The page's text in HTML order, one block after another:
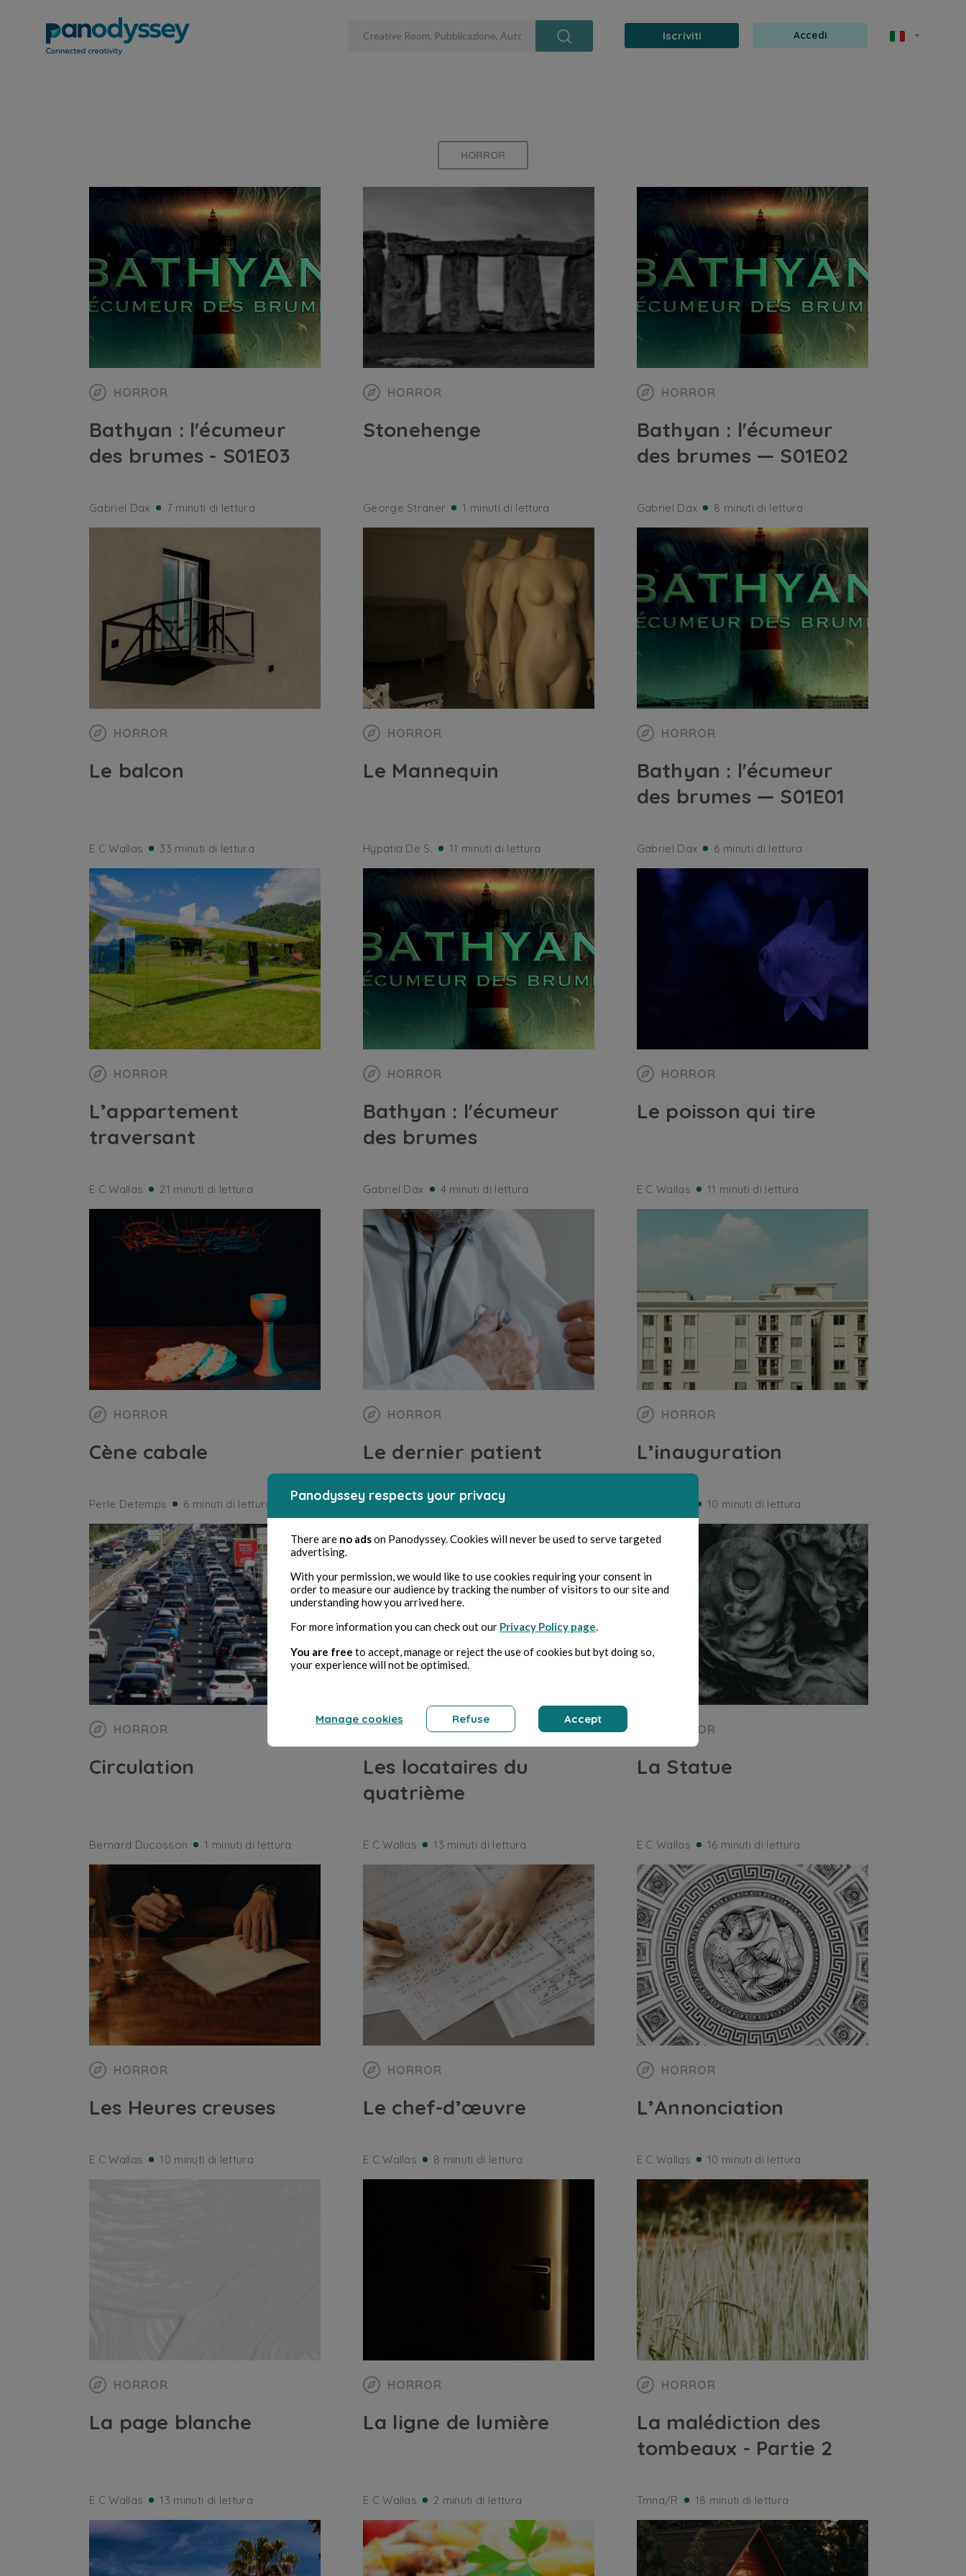
Iscriviti Accedi
HORROR
HORROR
Bathyan : l'écumeur
des brumes - S01E03
Gabriel Dax 7 minuti di lettura
HORROR
Stonehenge
George Straner 1 minuti di lettura
HORROR
Bathyan : l'écumeur
des brumes — S01E02
Gabriel Dax 8 minuti di lettura
HORROR
Le balcon
E C Wallas 33 minuti di lettura
HORROR
Le Mannequin
Hypatia De S. 11 minuti di lettura
HORROR
Bathyan : l'écumeur
des brumes — S01E01
Gabriel Dax 6 minuti di lettura
HORROR
L’appartement
traversant
E C Wallas 21 minuti di lettura
HORROR
Bathyan : l'écumeur
des brumes
Gabriel Dax 4 minuti di lettura
HORROR
Le poisson qui tire
E C Wallas 11 minuti di lettura
HORROR
Cène cabale
Perle Detemps 6 minuti di lettura
HORROR
Le dernier patient
E C Wallas 6 minuti di lettura
HORROR
L’inauguration
10 minuti di lettura
HORROR
Circulation
Bernard Ducosson 1 minuti di lettura
HORROR
Les locataires du
quatrième
E C Wallas 13 minuti di lettura
HORROR
La Statue
E C Wallas 16 minuti di lettura
HORROR
Les Heures creuses
E C Wallas 10 minuti di lettura
HORROR
Le chef-d’œuvre
E C Wallas 8 minuti di lettura
HORROR
L’Annonciation
E C Wallas 10 minuti di lettura
HORROR
La page blanche
E C Wallas 13 minuti di lettura
HORROR
La ligne de lumière
E C Wallas 2 minuti di lettura
HORROR
La malédiction des
tombeaux - Partie 2
Tmna/R 18 minuti di lettura
Panodyssey respects your privacy
There are no adson Panodyssey. Cookies will never be used to serve targeted
advertising.
With your permission, we would like to use cookies requiring your consent in
order to measure our audience by tracking the number of visitors to our site and
understanding how you arrived here.
For more information you can check out our Privacy Policy page.
You are free to accept, manage or reject the use of cookies but byt doing so,
your experience will not be optimised.
Manage cookies Refuse Accept